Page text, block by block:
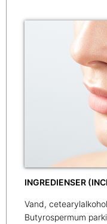
INGREDIENSER
Vand,
Butyrospermum